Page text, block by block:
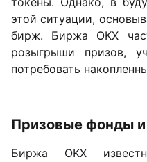
этой ситуации,
бирж. Биржа OKX
розыгрыши призов,
потребовать
Призовые фонды
Биржа OKX